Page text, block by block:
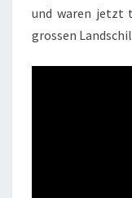
und waren jetzt
grossen